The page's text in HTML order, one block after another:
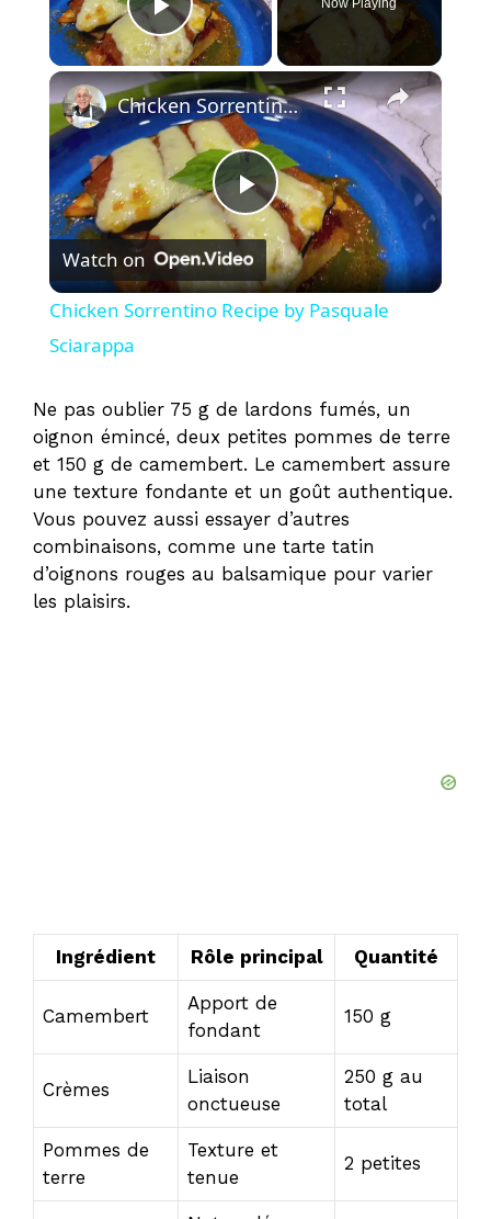
Play Video
Now Playing
×
P
l
y
V
i
Chicken Sorrentino Recipe by Pasquale Sciarappa
Watch on
Chicken Sorrentino Recipe by Pasquale
Sciarappa
Ne pas oublier 75 g de lardons fumés, un
oignon émincé, deux petites pommes de terre
et 150 g de camembert. Le camembert assure
une texture fondante et un goût authentique.
Vous pouvez aussi essayer d’autres
combinaisons, comme une tarte tatin
d’oignons rouges au balsamique pour varier
les plaisirs.
Ingrédient Rôle principal Quantité
Camembert
Apport de
fondant
150 g
Crèmes
Liaison
onctueuse
250 g au
total
Pommes de
terre
Texture et
tenue
2 petites